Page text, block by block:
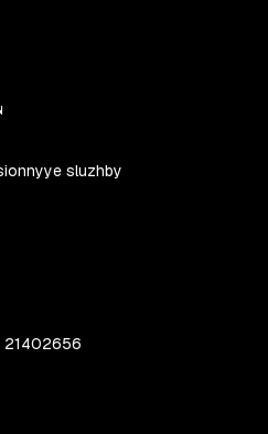
sluzhby
21402656